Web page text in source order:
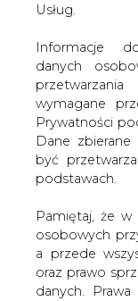
Usług.
Informacje
danych
wymagane
Prywatności
Dane
być
podstawach.
Pamiętaj, że
osobowych
a przede
oraz prawo
danych.
Jak żyć z